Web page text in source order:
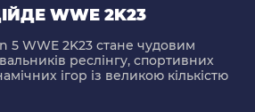
WWE 2K23
5 WWE 2K23 стане чудовим
реслінгу, спортивних
ігор із великою кількістю